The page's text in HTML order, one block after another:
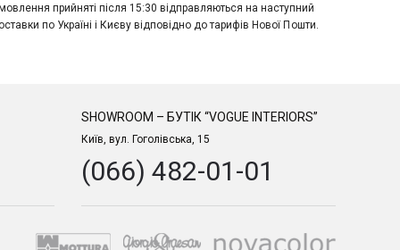
прийняті після 15:30 відправляються на наступний
по Україні і Києву відповідно до тарифів Нової Пошти.
SHOWROOM – БУТІК “VOGUE INTERIORS”
Київ, вул. Гоголівська, 15
(066) 482-01-01